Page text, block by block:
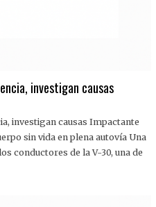
investigan causas
investigan causas Impactante
sin vida en plena autovía Una
conductores de la V-30, una de